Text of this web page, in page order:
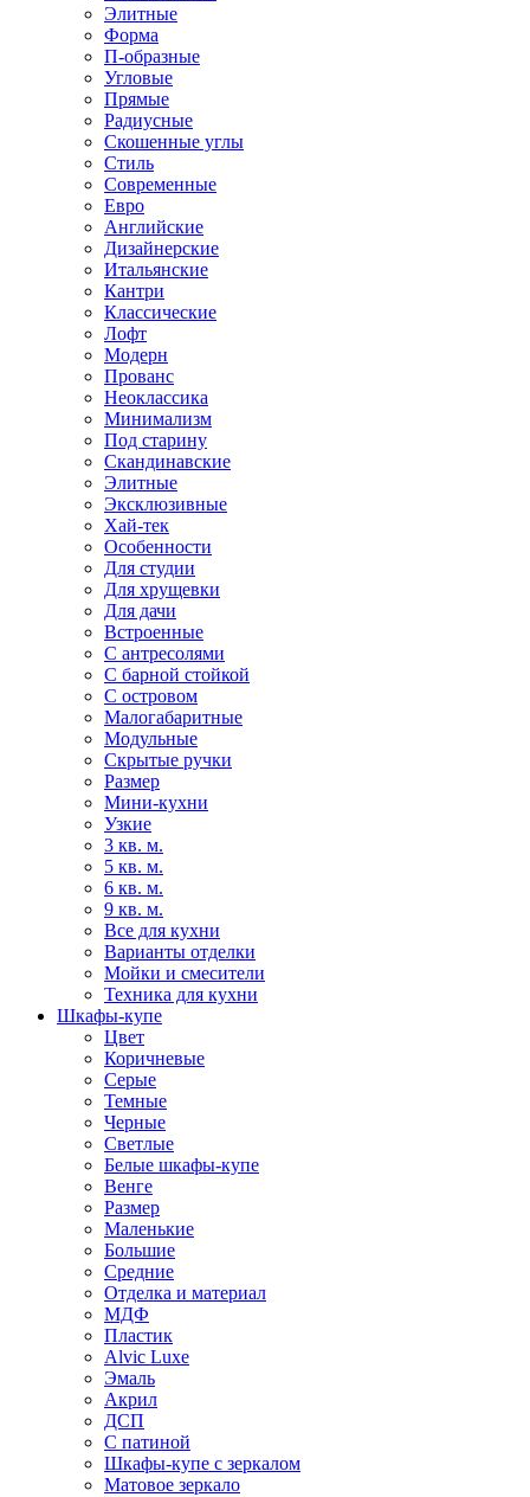
Элитные
Форма
П-образные
Угловые
Прямые
Радиусные
Скошенные углы
Стиль
Современные
Евро
Английские
Дизайнерские
Итальянские
Кантри
Классические
Лофт
Модерн
Прованс
Неоклассика
Минимализм
Под старину
Скандинавские
Элитные
Эксклюзивные
Хай-тек
Особенности
Для студии
Для хрущевки
Для дачи
Встроенные
С антресолями
С барной стойкой
С островом
Малогабаритные
Модульные
Скрытые ручки
Размер
Мини-кухни
Узкие
3 кв. м.
5 кв. м.
6 кв. м.
9 кв. м.
Все для кухни
Варианты отделки
Мойки и смесители
Техника для кухни
Шкафы-купе
Цвет
Коричневые
Серые
Темные
Черные
Светлые
Белые шкафы-купе
Венге
Размер
Маленькие
Большие
Средние
Отделка и материал
МДФ
Пластик
Alvic Luxe
Эмаль
Акрил
ДСП
С патиной
Шкафы-купе с зеркалом
Матовое зеркало